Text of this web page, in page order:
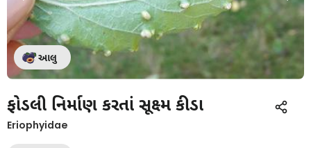
આલુ
ફોડલી નિર્માણ કરતાં સૂક્ષ્મ કીડા
Eriophyidae